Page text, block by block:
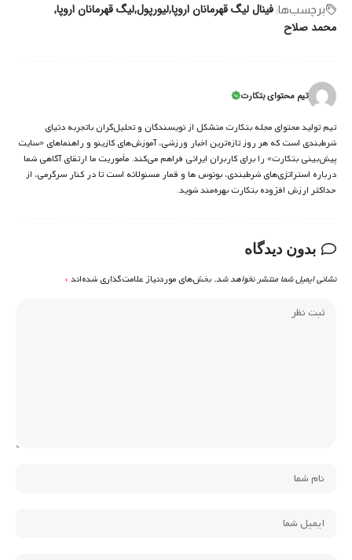
برچسب‌‌ها: فینال لیگ قهرمانان اروپالیورپوللیگ قهرمانان اروپا
محمد صلاح
تیم محتوای بتکارت
تیم تولید محتوای مجله بتکارت متشکل از نویسندگان و تحلیل‌گران باتجربه دنیای
شرط‌بندی است که هر روز تازه‌ترین اخبار ورزشی، آموزش‌های کازینو و راهنماهای «سایت
پیش‌بینی بتکارت» را برای کاربران ایرانی فراهم می‌کند. مأموریت ما ارتقای آگاهی شما
درباره استراتژی‌های شرطبندی، بونوس ها و قمار مسئولانه است تا در کنار سرگرمی، از
حداکثر ارزش افزوده بتکارت بهره‌مند شوید.
بدون دیدگاه
نشانی ایمیل شما منتشر نخواهد شد. بخش‌های موردنیاز علامت‌گذاری شده‌اند*